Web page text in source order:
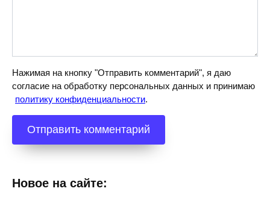
Нажимая на кнопку "Отправить комментарий", я даю
согласие на обработку персональных данных и принимаю
политику конфиденциальности.
Новое на сайте: